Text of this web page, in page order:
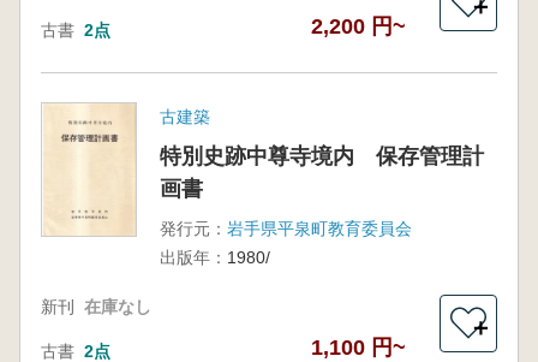
古書 2点 2,200 円~
＋
古建築
特別史跡中尊寺境内 保存管理計
画書
発行元： 岩手県平泉町教育委員会
出版年： 1980/
新刊 在庫なし
古書 2点 1,100 円~
＋